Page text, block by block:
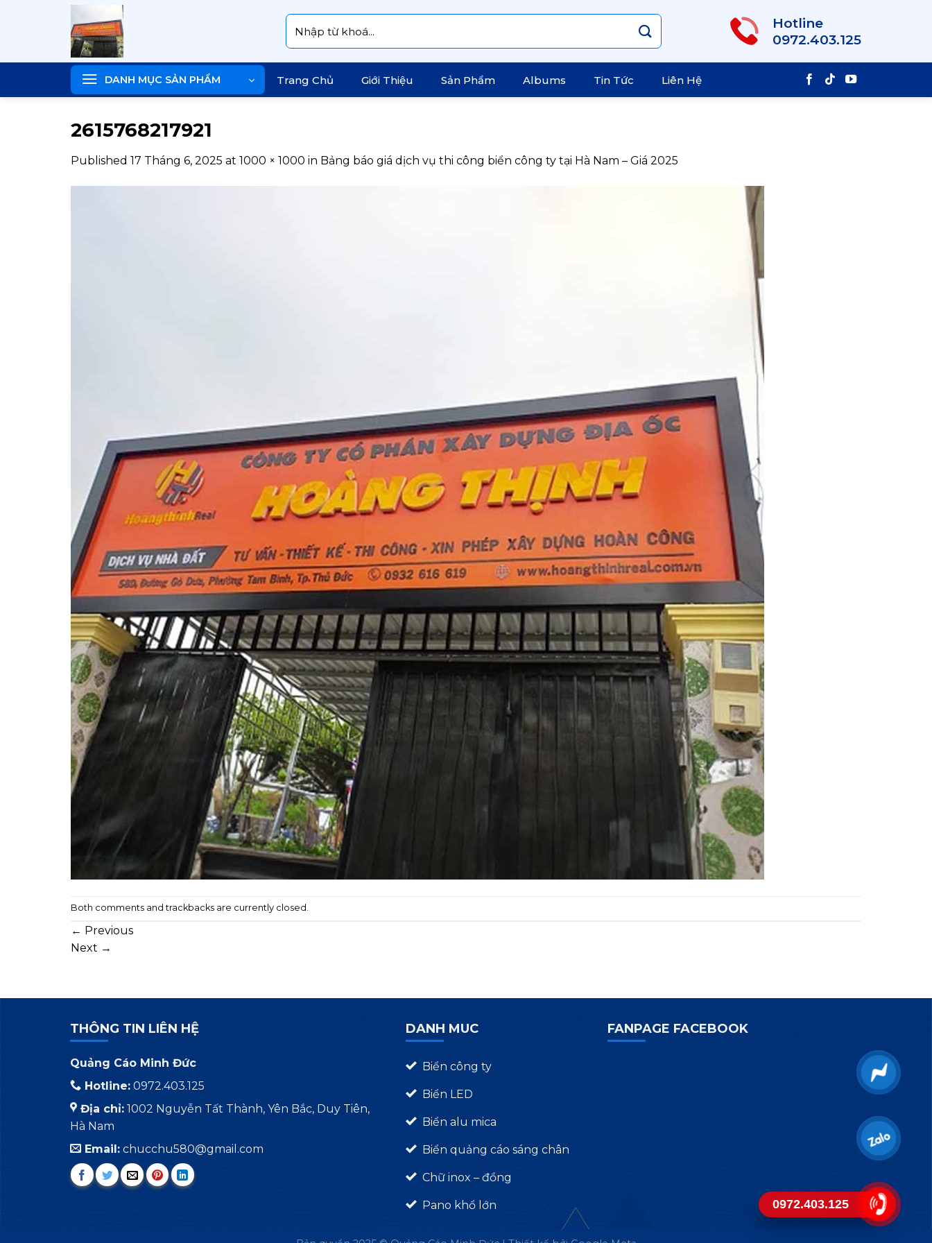
Tìm
kiếm:
Hotline
0972.403.125
DANH MỤC SẢN PHẨM Trang Chủ Giới Thiệu Sản Phẩm Albums Tin Tức Liên Hệ
2615768217921
Published 17 Tháng 6, 2025 at 1000 × 1000 in Bảng báo giá dịch vụ thi công biển công ty tại Hà Nam – Giá 2025
Both comments and trackbacks are currently closed.
← Previous
Next →
THÔNG TIN LIÊN HỆ
Quảng Cáo Minh Đức
Hotline:0972.403.125
Địa chỉ:1002 Nguyễn Tất Thành, Yên Bắc, Duy Tiên,
Hà Nam
Email:chucchu580@gmail.com
DANH MUC
Biển công ty
Biển LED
Biển alu mica
Biển quảng cáo sáng chân
Chữ inox – đồng
Pano khổ lớn
FANPAGE FACEBOOK
0972.403.125